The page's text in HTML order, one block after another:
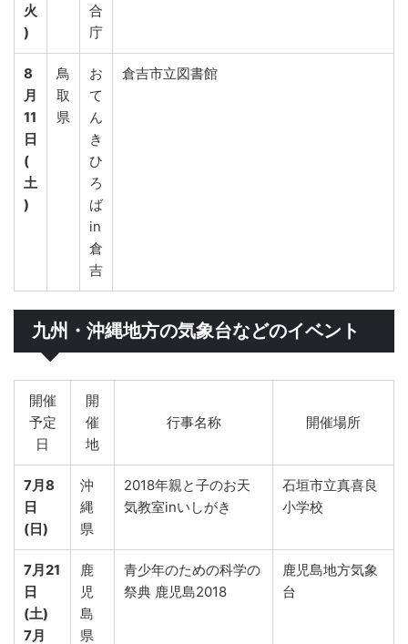
火
)
合
庁
8
月
11
日
(
土
)
鳥
取
県
お
て
ん
き
ひ
ろ
ば
in
倉
吉
倉吉市立図書館
九州・沖縄地方の気象台などのイベント
開催
予定
日
開
催
地
行事名称 開催場所
7月8
日
(日)
沖
縄
県
2018年親と子のお天
気教室inいしがき
石垣市立真喜良
小学校
7月21
日
(土)
7月
鹿
児
島
県
青少年のための科学の
祭典 鹿児島2018
鹿児島地方気象
台